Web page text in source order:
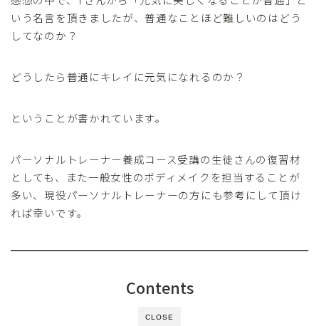
いう名言を頂きましたが、普通なことほど難しいのはどう
してなのか？
どうしたら普通にキレイに元気になれるのか？
ということが書かれています。
パーソナルトレーナー養成コース受講の生徒さんの復習材
としても、また一般女性のボディメイクを担当することが
多い、現役パーソナルトレーナーの方にも参考にして頂け
れば幸いです。
CLOSE
Contents